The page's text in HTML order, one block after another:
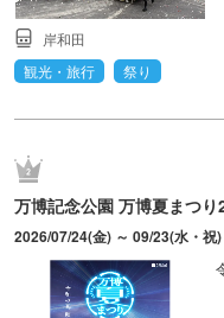
岸和田
観光・旅行
祭り
万博記念公園 万博夏まつり